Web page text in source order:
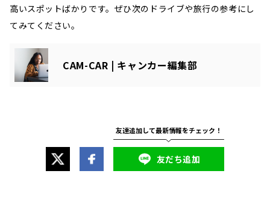
高いスポットばかりです。ぜひ次のドライブや旅行の参考にし
てみてください。
CAM-CAR | キャンカー編集部
友だち追加